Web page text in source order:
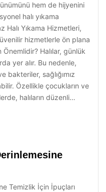
hem de hijyenini
halı yıkama
Yıkama Hizmetleri,
hizmetlerle ön plana
Önemlidir? Halılar, günlük
yer alır. Bu nedenle,
bakteriler, sağlığımız
Özellikle çocukların ve
halıların düzenli…
Temizlik İçin İpuçları